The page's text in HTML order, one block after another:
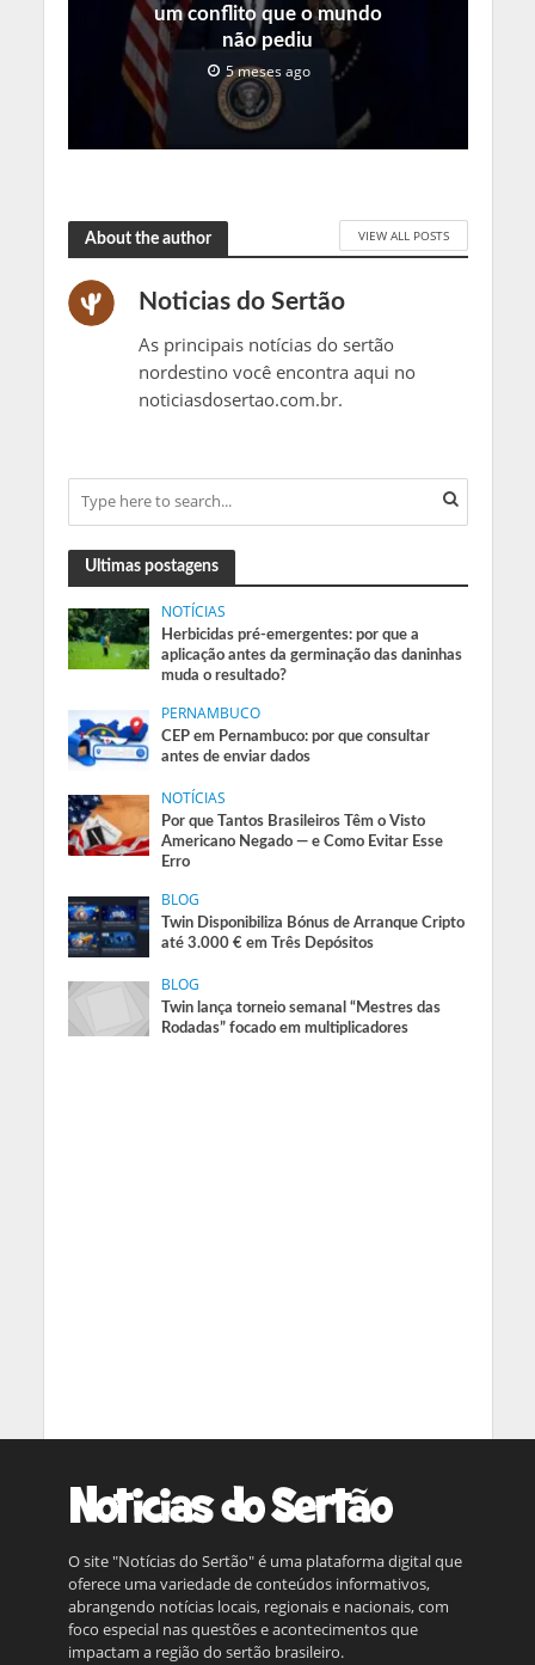
um conflito que o mundo
não pediu
5 meses ago
About the author VIEW ALL POSTS
Noticias do Sertão
As principais notícias do sertão
nordestino você encontra aqui no
noticiasdosertao.com.br.
Ultimas postagens
NOTÍCIAS
Herbicidas pré-emergentes: por que a
aplicação antes da germinação das daninhas
muda o resultado?
PERNAMBUCO
CEP em Pernambuco: por que consultar
antes de enviar dados
NOTÍCIAS
Por que Tantos Brasileiros Têm o Visto
Americano Negado — e Como Evitar Esse
Erro
BLOG
Twin Disponibiliza Bónus de Arranque Cripto
até 3.000 € em Três Depósitos
BLOG
Twin lança torneio semanal “Mestres das
Rodadas” focado em multiplicadores
O site "Notícias do Sertão" é uma plataforma digital que
oferece uma variedade de conteúdos informativos,
abrangendo notícias locais, regionais e nacionais, com
foco especial nas questões e acontecimentos que
impactam a região do sertão brasileiro.